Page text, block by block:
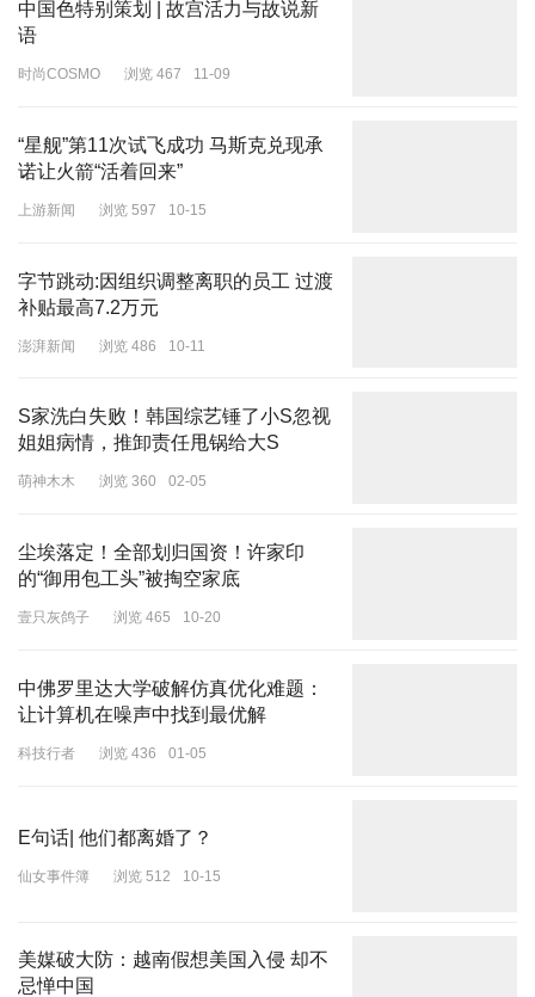
平时不忙的时候，他就把重心放在家庭上，每天陪着家人，日子过得
前段时间，孙女在音乐会上获得“卓越之星”奖项，朱时茂坐在台下，
激动得当场落泪。
家人相伴，做自己喜欢的事，状态自然越来越好。
中国色特别策划 | 故宫活力与故说新
语
时尚COSMO 浏览 467 11-09
“星舰”第11次试飞成功 马斯克兑现承
诺让火箭“活着回来”
上游新闻 浏览 597 10-15
字节跳动:因组织调整离职的员工 过渡
补贴最高7.2万元
澎湃新闻 浏览 486 10-11
S家洗白失败！韩国综艺锤了小S忽视
姐姐病情，推卸责任甩锅给大S
萌神木木 浏览 360 02-05
尘埃落定！全部划归国资！许家印
的“御用包工头”被掏空家底
壹只灰鸽子 浏览 465 10-20
中佛罗里达大学破解仿真优化难题：
让计算机在噪声中找到最优解
科技行者 浏览 436 01-05
E句话| 他们都离婚了？
仙女事件簿 浏览 512 10-15
美媒破大防：越南假想美国入侵 却不
忌惮中国